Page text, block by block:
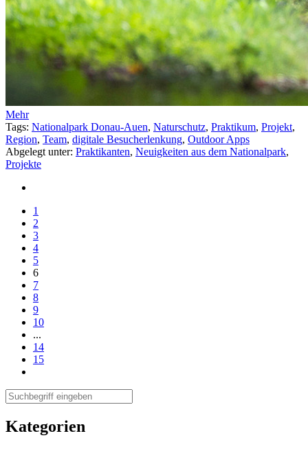
Mehr
Tags: Nationalpark Donau-Auen, Naturschutz, Praktikum, Projekt,
Region, Team, digitale Besucherlenkung, Outdoor Apps
Abgelegt unter: Praktikanten, Neuigkeiten aus dem Nationalpark,
Projekte
1
2
3
4
5
6
7
8
9
10
...
14
15
Kategorien